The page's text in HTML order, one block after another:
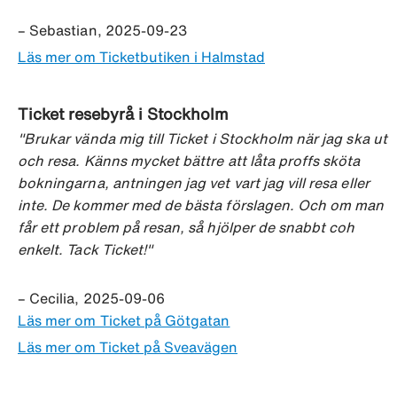
– Sebastian, 2025-09-23
Läs mer om Ticketbutiken i Halmstad
Ticket resebyrå i Stockholm
"Brukar vända mig till Ticket i Stockholm när jag ska ut
och resa. Känns mycket bättre att låta proffs sköta
bokningarna, antningen jag vet vart jag vill resa eller
inte. De kommer med de bästa förslagen. Och om man
får ett problem på resan, så hjölper de snabbt coh
enkelt. Tack Ticket!"
– Cecilia, 2025-09-06
Läs mer om Ticket på Götgatan
Läs mer om Ticket på Sveavägen